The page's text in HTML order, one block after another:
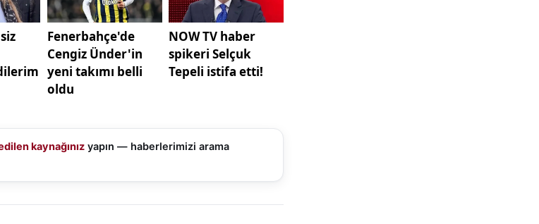
olarak*şaibe* iddialarını, şaibenin Ekrem
belirttiler, nitekim bu iddialar öyle bir hal aldı ki
dahi bu konuda bir açıklama yapılması
anlamını taşıdığıdır.
trafiği, fiziksel ve teknik takipler, kurumlar
kaynağınız yapın — haberlerimizi arama